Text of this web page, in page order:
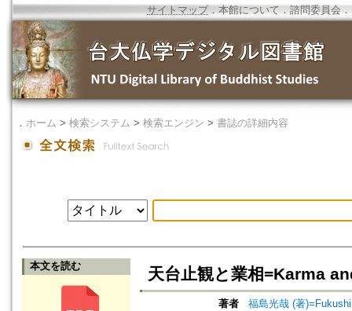
サイトマップ．本館について ． 諮問委員会 ．
． ホーム > 検索システム > 検索エンジン > 書誌の詳細内容
本文を読む 天台止観と業相=Karma
著者
福島光哉 (著